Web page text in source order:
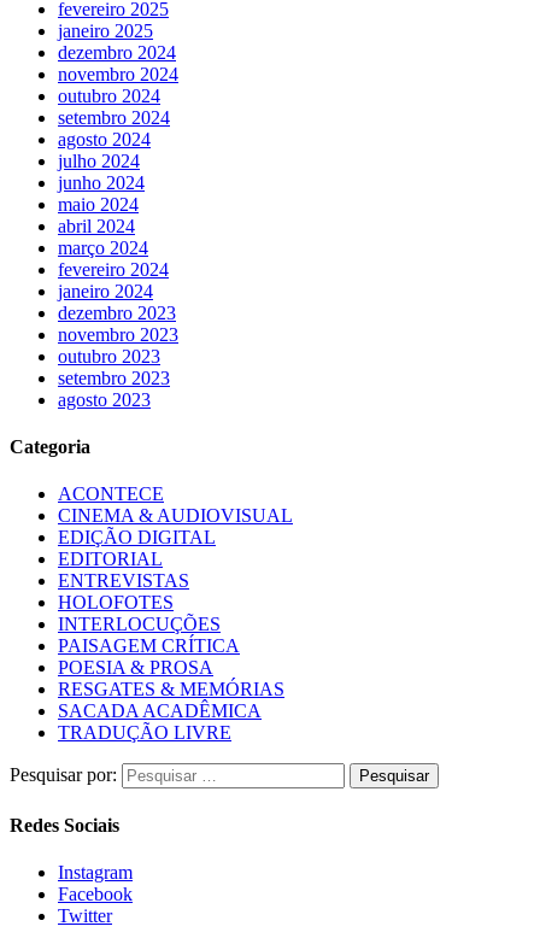
fevereiro 2025
janeiro 2025
dezembro 2024
novembro 2024
outubro 2024
setembro 2024
agosto 2024
julho 2024
junho 2024
maio 2024
abril 2024
março 2024
fevereiro 2024
janeiro 2024
dezembro 2023
novembro 2023
outubro 2023
setembro 2023
agosto 2023
Categoria
ACONTECE
CINEMA & AUDIOVISUAL
EDIÇÃO DIGITAL
EDITORIAL
ENTREVISTAS
HOLOFOTES
INTERLOCUÇÕES
PAISAGEM CRÍTICA
POESIA & PROSA
RESGATES & MEMÓRIAS
SACADA ACADÊMICA
TRADUÇÃO LIVRE
Pesquisar por:
Redes Sociais
Instagram
Facebook
Twitter